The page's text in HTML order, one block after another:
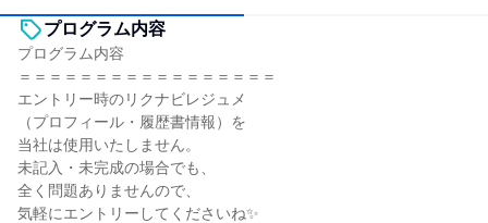
プログラム内容
プログラム内容
＝＝＝＝＝＝＝＝＝＝＝＝＝＝＝＝＝
エントリー時のリクナビレジュメ
（プロフィール・履歴書情報）を
当社は使用いたしません。
未記入・未完成の場合でも、
全く問題ありませんので、
気軽にエントリーしてくださいね✨